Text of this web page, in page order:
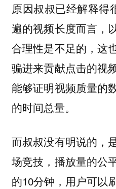
原因叔叔已经解释得
遍的视频长度而言，
合理性是不足的，这
骗进来贡献点击的视
能够证明视频质量的
的时间总量。
而叔叔没有明说的，
场竞技，播放量的公
的10分钟，用户可以